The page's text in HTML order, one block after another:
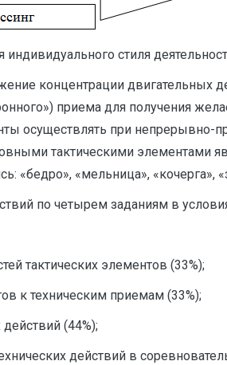
стиля
концентрации двигательных
приема для получения
осуществлять при непрерывно-
тактическими элементами
«бедро», «мельница», «кочерга»,
по четырем заданиям в
тактических элементов (33%);
к техническим приемам (33%);
(44%);
действий в